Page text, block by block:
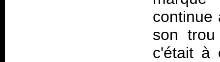
continue
son
c'était à